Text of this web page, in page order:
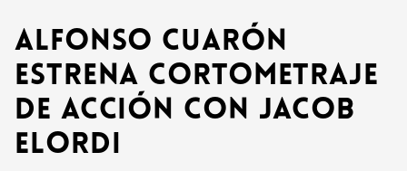
Alfonso Cuarón
estrena cortometraje
de acción con Jacob
Elordi